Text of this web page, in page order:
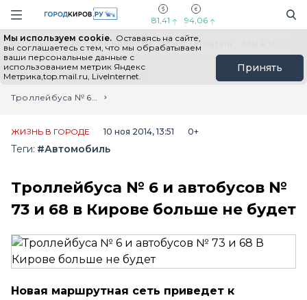
Навигация сайта
81,41 94,06
Мы используем cookie. Оставаясь на сайте,
вы соглашаетесь с тем, что мы обрабатываем
ваши персональные данные с
использованием метрик Яндекс
Метрика,top.mail.ru, LiveInternet.
Принять
Выборы - 2026 Все новости Мы в Telegram
Главная
Лента новостей
Троллейбуса № 6 и автобусов № 73 и 68 в Кирове больше не будет
ЖИЗНЬ В ГОРОДЕ 10 ноя 2014, 13:51 0+
Теги: #Автомобиль
Троллейбуса № 6 и автобусов №
73 и 68 в Кирове больше не будет
Новая маршрутная сеть приведет к